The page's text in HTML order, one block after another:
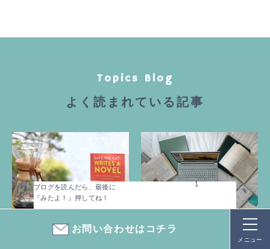
お問い合わせはコチラ
メニュー
ブログを読んだら、最後に
『みたよ！』押してね！
1
Topics Blog
よく読まれている記事
見積書を手書きからExcelに
ストアカで『講座を売る』